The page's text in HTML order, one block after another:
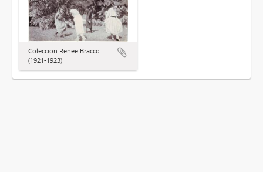
Colección Renée Bracco
(1921-1923)